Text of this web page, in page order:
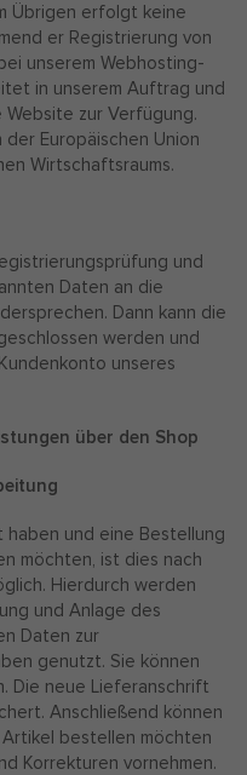
Übrigen erfolgt keine
er Registrierung von
unserem Webhosting-
in unserem Auftrag und
zur Verfügung.
Europäischen Union
Wirtschaftsraums.
und
Daten an die
Dann kann die
werden und
unseres
über den Shop
haben und eine Bestellung
möchten, ist dies nach
Hierdurch werden
und Anlage des
Daten zur
genutzt. Sie können
Die neue Lieferanschrift
Anschließend können
bestellen möchten
Korrekturen vornehmen.